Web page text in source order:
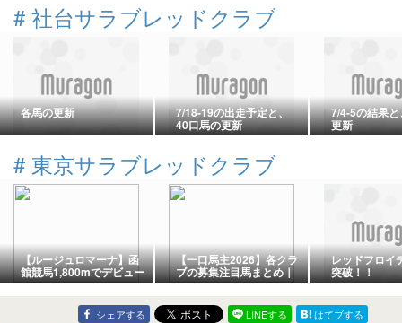
# 社台サラブレッドクラブ
各馬の更新 7/18-19の出走予定と、
40口馬の更新
7/4-5の結果
更新
# 東京サラブレッドクラブ
【ルージュロマーナ】函
館競馬1,800mでデビュー
するけど勝てる!?【反応
集】
【一口馬主2026】各クラ
ブの募集注目馬まとめ｜
狙い目はコレだ!?
レッドフロイ
突破！！
シェアする LINEする
はてブする